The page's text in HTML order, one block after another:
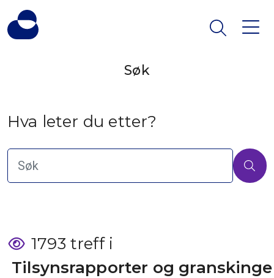
Søk
Hva leter du etter?
1793 treff i
Tilsynsrapporter og